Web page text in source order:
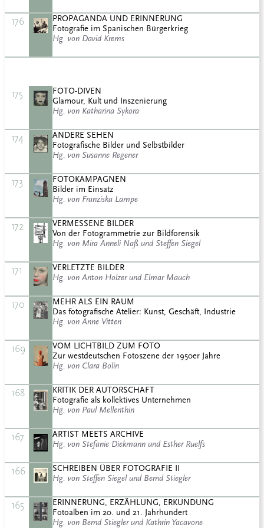
176
PROPAGANDA UND ERINNERUNG
Fotografie im Spanischen Bürgerkrieg
Hg. von David Krems
175
FOTO-DIVEN
Glamour, Kult und Inszenierung
Hg. von Katharina Sykora
174
ANDERE SEHEN
Fotografische Bilder und Selbstbilder
Hg. von Susanne Regener
173
FOTOKAMPAGNEN
Bilder im Einsatz
Hg. von Franziska Lampe
172
VERMESSENE BILDER
Von der Fotogrammetrie zur Bildforensik
Hg. von Mira Anneli Naß und Steffen Siegel
171
VERLETZTE BILDER
Hg. von Anton Holzer und Elmar Mauch
170
MEHR ALS EIN RAUM
Das fotografische Atelier: Kunst, Geschäft, Industrie
Hg. von Anne Vitten
169
VOM LICHTBILD ZUM FOTO
Zur westdeutschen Fotoszene der 1950er Jahre
Hg. von Clara Bolin
168
KRITIK DER AUTORSCHAFT
Fotografie als kollektives Unternehmen
Hg. von Paul Mellenthin
167
ARTIST MEETS ARCHIVE
Hg. von Stefanie Diekmann und Esther Ruelfs
166
SCHREIBEN ÜBER FOTOGRAFIE II
Hg. von Steffen Siegel und Bernd Stiegler
165
ERINNERUNG, ERZÄHLUNG, ERKUNDUNG
Fotoalben im 20. und 21. Jahrhundert
Hg. von Bernd Stiegler und Kathrin Yacavone